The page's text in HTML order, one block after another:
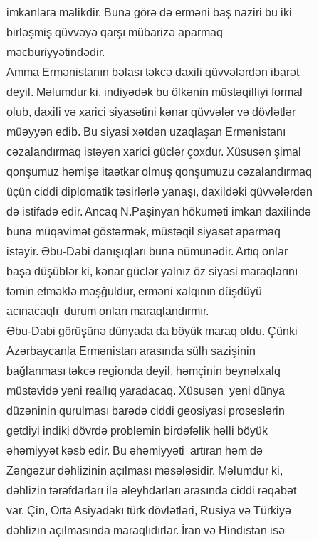
imkanlara malikdir. Buna görə də erməni baş naziri bu iki
birləşmiş qüvvəyə qarşı mübarizə aparmaq
məcburiyyətindədir.
Amma Ermənistanın bəlası təkcə daxili qüvvələrdən ibarət
deyil. Məlumdur ki, indiyədək bu ölkənin müstəqilliyi formal
olub, daxili və xarici siyasətini kənar qüvvələr və dövlətlər
müəyyən edib. Bu siyasi xətdən uzaqlaşan Ermənistanı
cəzalandırmaq istəyən xarici güclər çoxdur. Xüsusən şimal
qonşumuz həmişə itaətkar olmuş qonşumuzu cəzalandırmaq
üçün ciddi diplomatik təsirlərlə yanaşı, daxildəki qüvvələrdən
də istifadə edir. Ancaq N.Paşinyan hökuməti imkan daxilində
buna müqavimət göstərmək, müstəqil siyasət aparmaq
istəyir. Əbu-Dabi danışıqları buna nümunədir. Artıq onlar
başa düşüblər ki, kənar güclər yalnız öz siyasi maraqlarını
təmin etməklə məşğuldur, erməni xalqının düşdüyü
acınacaqlı durum onları maraqlandırmır.
Əbu-Dabi görüşünə dünyada da böyük maraq oldu. Çünki
Azərbaycanla Ermənistan arasında sülh sazişinin
bağlanması təkcə regionda deyil, həmçinin beynəlxalq
müstəvidə yeni reallıq yaradacaq. Xüsusən yeni dünya
düzəninin qurulması barədə ciddi geosiyasi proseslərin
getdiyi indiki dövrdə problemin birdəfəlik həlli böyük
əhəmiyyət kəsb edir. Bu əhəmiyyəti artıran həm də
Zəngəzur dəhlizinin açılması məsələsidir. Məlumdur ki,
dəhlizin tərəfdarları ilə əleyhdarları arasında ciddi rəqabət
var. Çin, Orta Asiyadakı türk dövlətləri, Rusiya və Türkiyə
dəhlizin açılmasında maraqlıdırlar. İran və Hindistan isə